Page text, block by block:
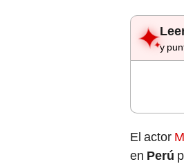
y
El actor
en Perú